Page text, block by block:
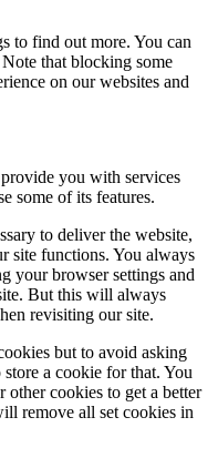
to find out more. You can
that blocking some
on our websites and
you with services
some of its features.
to deliver the website,
site functions. You always
your browser settings and
But this will always
revisiting our site.
but to avoid asking
a cookie for that. You
cookies to get a better
remove all set cookies in